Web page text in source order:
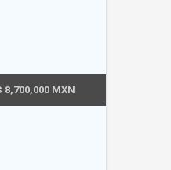
8,700,000 MXN